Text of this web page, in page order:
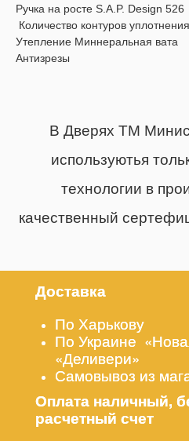
Ручка на росте S.A.P. Design 526
Количество контуров
Утепление Миннеральная вата
Антизрезы
В Дверях ТМ
используютья
технологии в
качественный
Доставка
По Харькову
По Украине
«Деливери»
Самовывоз из
Оплата наличный,
расчетный счет